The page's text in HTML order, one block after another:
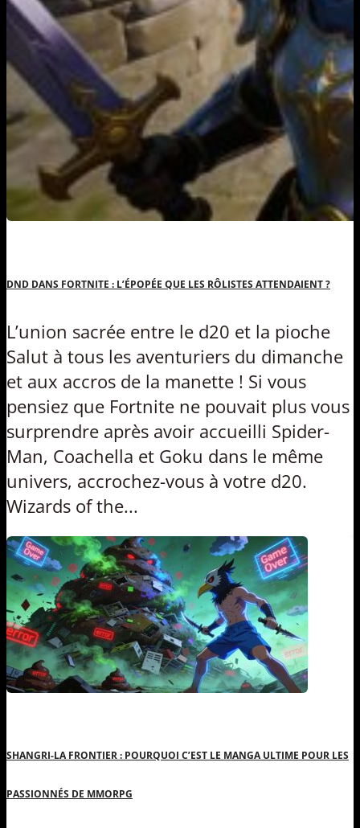
DND DANS FORTNITE : L’ÉPOPÉE QUE LES RÔLISTES ATTENDAIENT ?
L’union sacrée entre le d20 et la pioche
Salut à tous les aventuriers du dimanche
et aux accros de la manette ! Si vous
pensiez que Fortnite ne pouvait plus vous
surprendre après avoir accueilli Spider-
Man, Coachella et Goku dans le même
univers, accrochez-vous à votre d20.
Wizards of the...
SHANGRI-LA FRONTIER : POURQUOI C’EST LE MANGA ULTIME POUR LES
PASSIONNÉS DE MMORPG